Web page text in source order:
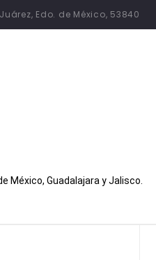
Edo. de México, 53840
México, Guadalajara y Jalisco.